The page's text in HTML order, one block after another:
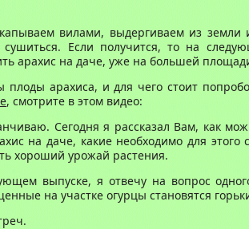
вилами, выдергиваем из земли
Если получится, то на
арахис на даче, уже на большей
плоды арахиса, и для чего стоит
, смотрите в этом видео:
Сегодня я рассказал Вам, как
на даче, какие необходимо для этого
хороший урожай растения.
выпуске, я отвечу на вопрос
на участке огурцы становятся